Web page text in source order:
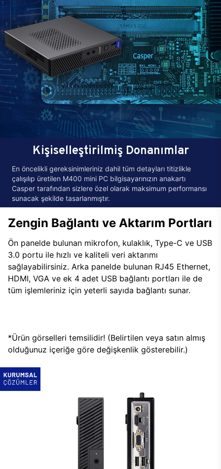
Kişiselleştirilmiş Donanımlar
En öncelikli gereksinimleriniz dahil tüm detayları titizlikle
çalışılıp üretilen M400 mini PC bilgisayarınızın anakartı
Casper tarafından sizlere özel olarak maksimum performansı
sunacak şekilde tasarlanmıştır.
Zengin Bağlantı ve Aktarım Portları
Ön panelde bulunan mikrofon, kulaklık, Type-C ve USB
3.0 portu ile hızlı ve kaliteli veri aktarımı
sağlayabilirsiniz. Arka panelde bulunan RJ45 Ethernet,
HDMI, VGA ve ek 4 adet USB bağlantı portları ile de
tüm işlemleriniz için yeterli sayıda bağlantı sunar.
*Ürün görselleri temsilidir! (Belirtilen veya satın almış
olduğunuz içeriğe göre değişkenlik gösterebilir.)